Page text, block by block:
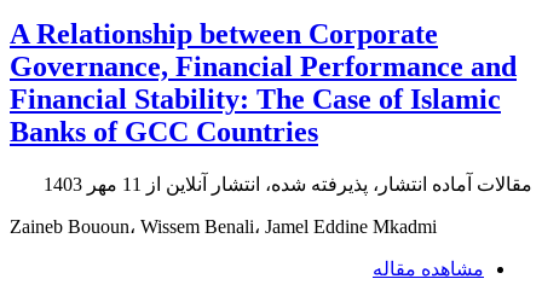
A Relationship between Corporate
Governance, Financial Performance and
Financial Stability: The Case of Islamic
Banks of GCC Countries
مقالات آماده انتشار، پذیرفته شده، انتشار آنلاین از 11 مهر 1403
Zaineb Bououn، Wissem Benali، Jamel Eddine Mkadmi
مشاهده مقاله